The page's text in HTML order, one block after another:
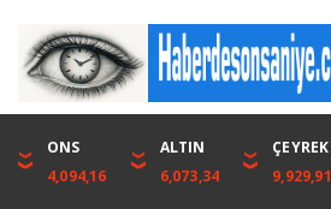
DOLAR
46,1316
EURO
53,3001
ALTIN
6,073,34
ONS
4,094,16
ALTIN
6,073,34
ÇEYREK
9,929,91